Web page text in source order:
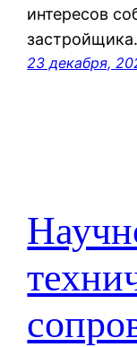
интересов
застройщика.
23 декабря,